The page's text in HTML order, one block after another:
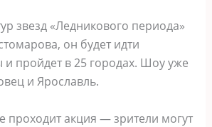
звезд «Ледникового периода»
он будет идти
и пройдет в 25 городах. Шоу уже
и Ярославль.
проходит акция — зрители могут